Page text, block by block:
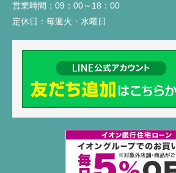
営業時間： 09：00～18：00
定休日： 毎週火・水曜日